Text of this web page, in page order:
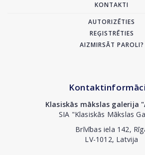
KONTAKTI
AUTORIZĒTIES
REĢISTRĒTIES
AIZMIRSĀT PAROLI?
Klasiskās mākslas galerija
SIA "Klasiskās Mākslas
Brīvības iela 142,
LV-1012, Latvija